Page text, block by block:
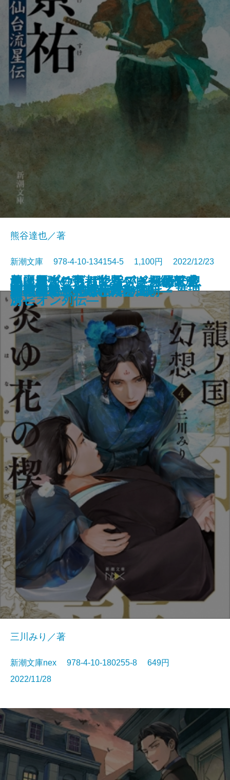
罪の壁
ネイティヴ・サン―アメリカの息
子―
チーズ屋マージュのとろける推理
首里の馬
犬も食わない
まぼろしの城
魚は粗がいちばん旨い―粗屋繁盛
記―
モナドの領域
すばらしい暗闇世界
我は景祐―幕末仙台流星伝―
熊谷達也／著
新潮文庫 978-4-10-134154-5 1,100円 2022/12/23
龍ノ国幻想4 炎ゆ花の楔
三川みり／著
新潮文庫nex 978-4-10-180255-8 649円
2022/11/28
悪い麗人―帝都マユズミ探偵研究
所―
美麗島プリズム紀行―きらめく台
湾―
継体天皇―分断された王朝―
月桃夜
約束の果て―黒と紫の国―
ザ・ロイヤルファミリー
地上最強の男―世界ヘビー級チャ
ンピオン列伝―
いちねんかん
冬の霧―へんろ宿 巻二―